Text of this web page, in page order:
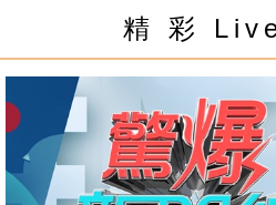
精 彩